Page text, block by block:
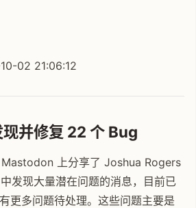
02 21:06:12
并修复 22 个 Bug
上分享了 Joshua Rogers
发现大量潜在问题的消息，目前已
更多问题待处理。这些问题主要是